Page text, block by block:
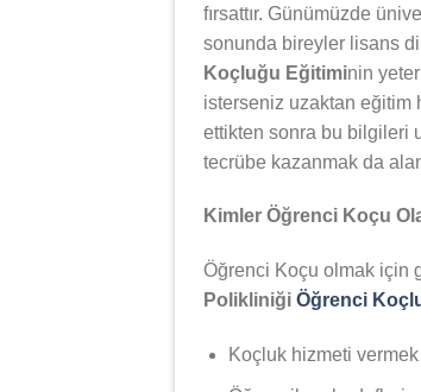
fırsattır. Günümüzde
sonunda bireyler lisans
Koçluğu Eğitiminin
isterseniz uzaktan eğitim
ettikten sonra bu bilgileri
tecrübe kazanmak da
Kimler Öğrenci Koçu
Öğrenci Koçu olmak için
Polikliniği Öğrenci
Koçluk hizmeti